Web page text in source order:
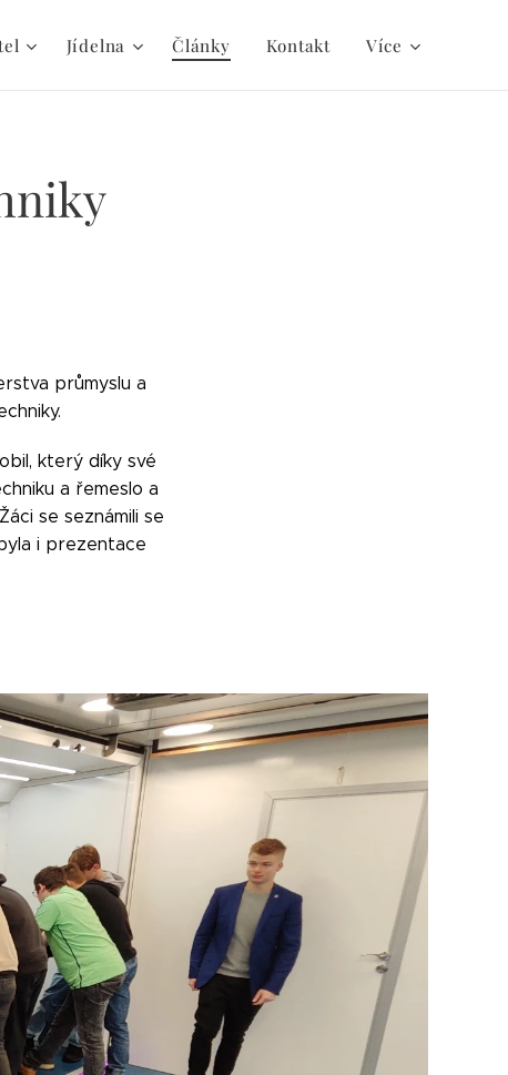
Jídelna Články Kontakt Více
průmyslu a
který díky své
a řemeslo a
se seznámili se
i prezentace